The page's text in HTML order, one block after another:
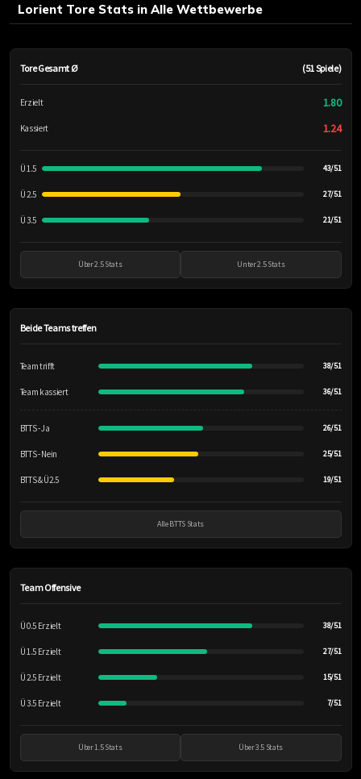
Lorient Tore Stats in Alle Wettbewerbe
Tore Gesamt Ø (51 Spiele)
Erzielt 1.80
Kassiert 1.24
Ü 1.5 43/51
Ü 2.5 27/51
Ü 3.5 21/51
Über 2.5 Stats Unter 2.5 Stats
Beide Teams treffen
Team trifft 38/51
Team kassiert 36/51
BTTS - Ja 26/51
BTTS - Nein 25/51
BTTS & Ü2.5 19/51
Alle BTTS Stats
Team Offensive
Ü 0.5 Erzielt 38/51
Ü 1.5 Erzielt 27/51
Ü 2.5 Erzielt 15/51
Ü 3.5 Erzielt 7/51
Über 1.5 Stats Über 3.5 Stats